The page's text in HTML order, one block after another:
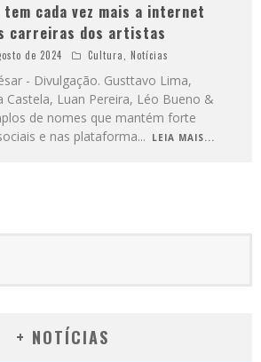
cada vez mais a internet
carreiras dos artistas
de 2024 Cultura, Notícias
- Divulgação. Gusttavo Lima,
Castela, Luan Pereira, Léo Bueno &
de nomes que mantém forte
e nas plataforma... LEIA MAIS...
+ NOTÍCIAS